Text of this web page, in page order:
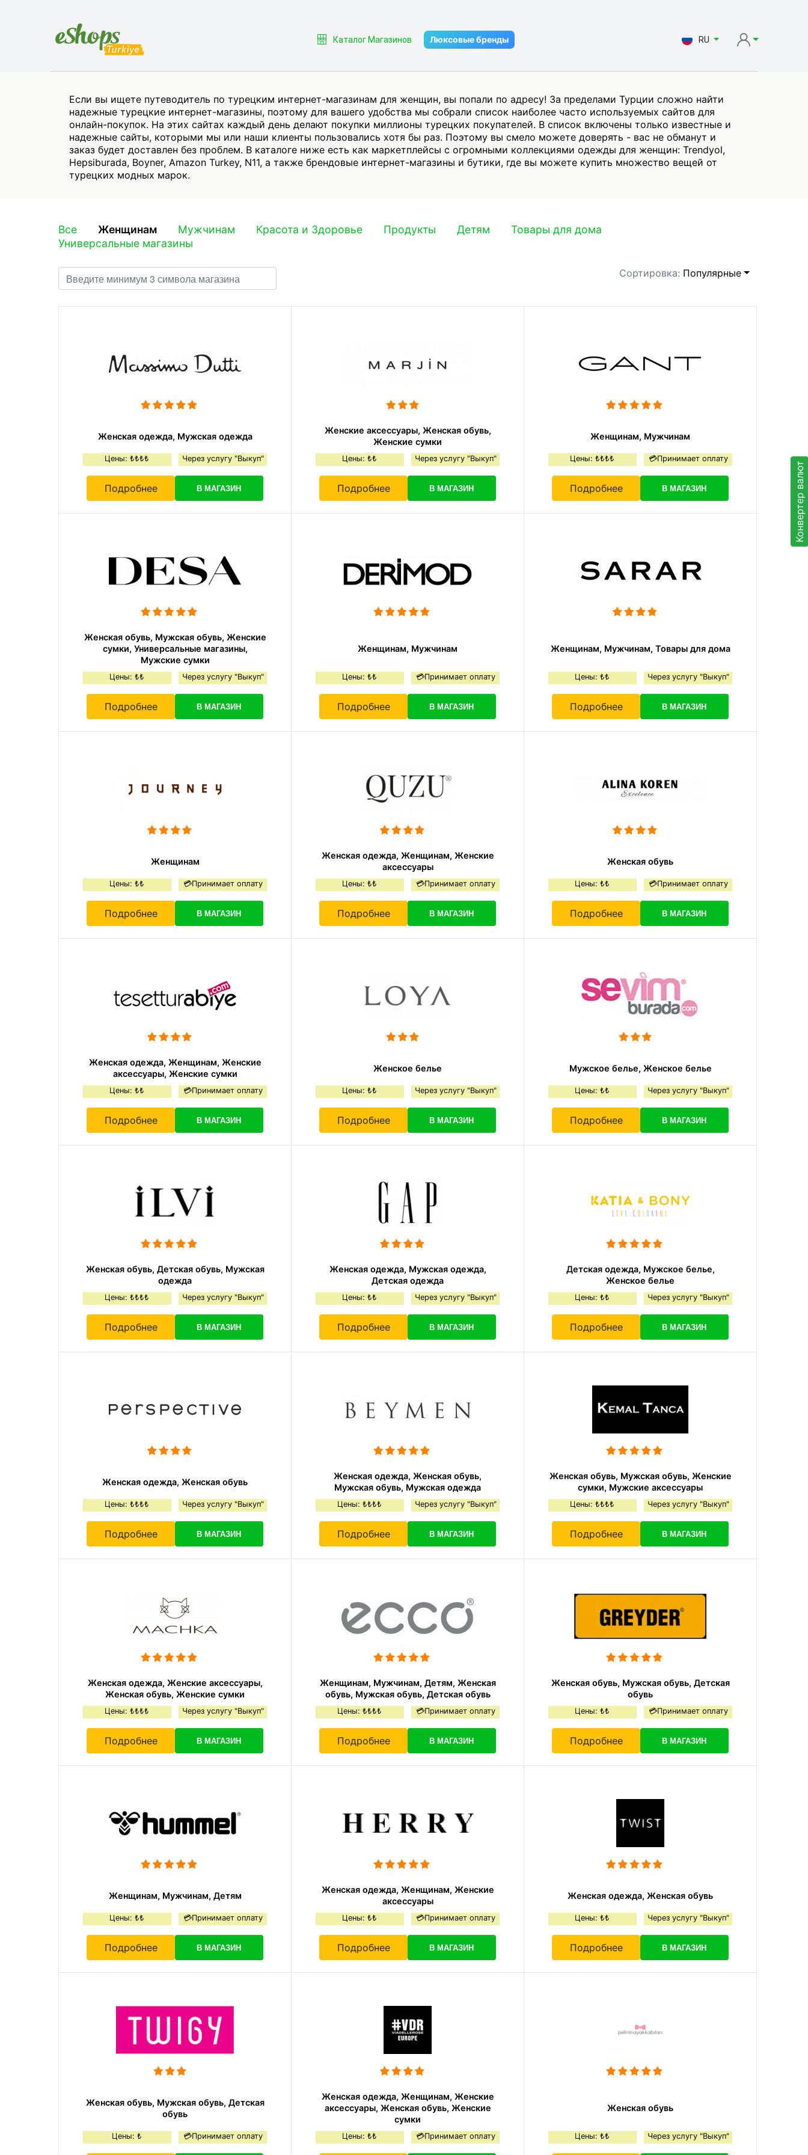
Каталог Магазинов Люксовые бренды RU
Если вы ищете путеводитель по турецким интернет-магазинам для женщин, вы попали по адресу! За пределами Турции сложно найти
надежные турецкие интернет-магазины, поэтому для вашего удобства мы собрали список наиболее часто используемых сайтов для
онлайн-покупок. На этих сайтах каждый день делают покупки миллионы турецких покупателей. В список включены только известные и
надежные сайты, которыми мы или наши клиенты пользовались хотя бы раз. Поэтому вы смело можете доверять - вас не обманут и
заказ будет доставлен без проблем. В каталоге ниже есть как маркетплейсы с огромными коллекциями одежды для женщин: Trendyol,
Hepsiburada, Boyner, Amazon Turkey, N11, а также брендовые интернет-магазины и бутики, где вы можете купить множество вещей от
турецких модных марок.
Все Женщинам Мужчинам Красота и Здоровье Продукты Детям
Товары для дома
Универсальные магазины
Сортировка: Популярные
Женская одежда, Мужская одежда
Цены: ₺₺₺₺ Через услугу "Выкуп"
Подробнее В МАГАЗИН
Женские аксессуары, Женская обувь,
Женские сумки
Цены: ₺₺ Через услугу "Выкуп"
Подробнее В МАГАЗИН
Женщинам, Мужчинам
Цены: ₺₺₺₺ 💳Принимает оплату
Подробнее В МАГАЗИН
Женская обувь, Мужская обувь, Женские
сумки, Универсальные магазины,
Мужские сумки
Цены: ₺₺ Через услугу "Выкуп"
Подробнее В МАГАЗИН
Женщинам, Мужчинам
Цены: ₺₺ 💳Принимает оплату
Подробнее В МАГАЗИН
Женщинам, Мужчинам, Товары для дома
Цены: ₺₺ Через услугу "Выкуп"
Подробнее В МАГАЗИН
Женщинам
Цены: ₺₺ 💳Принимает оплату
Подробнее В МАГАЗИН
Женская одежда, Женщинам, Женские
аксессуары
Цены: ₺₺ 💳Принимает оплату
Подробнее В МАГАЗИН
Женская обувь
Цены: ₺₺ 💳Принимает оплату
Подробнее В МАГАЗИН
Женская одежда, Женщинам, Женские
аксессуары, Женские сумки
Цены: ₺₺ 💳Принимает оплату
Подробнее В МАГАЗИН
Женское белье
Цены: ₺₺ Через услугу "Выкуп"
Подробнее В МАГАЗИН
Мужское белье, Женское белье
Цены: ₺₺ Через услугу "Выкуп"
Подробнее В МАГАЗИН
Женская обувь, Детская обувь, Мужская
одежда
Цены: ₺₺₺₺ Через услугу "Выкуп"
Подробнее В МАГАЗИН
Женская одежда, Мужская одежда,
Детская одежда
Цены: ₺₺ Через услугу "Выкуп"
Подробнее В МАГАЗИН
Детская одежда, Мужское белье,
Женское белье
Цены: ₺₺ Через услугу "Выкуп"
Подробнее В МАГАЗИН
Женская одежда, Женская обувь
Цены: ₺₺₺₺ Через услугу "Выкуп"
Подробнее В МАГАЗИН
Женская одежда, Женская обувь,
Мужская обувь, Мужская одежда
Цены: ₺₺₺₺ Через услугу "Выкуп"
Подробнее В МАГАЗИН
Женская обувь, Мужская обувь, Женские
сумки, Мужские аксессуары
Цены: ₺₺₺₺ Через услугу "Выкуп"
Подробнее В МАГАЗИН
Женская одежда, Женские аксессуары,
Женская обувь, Женские сумки
Цены: ₺₺₺₺ Через услугу "Выкуп"
Подробнее В МАГАЗИН
Женщинам, Мужчинам, Детям, Женская
обувь, Мужская обувь, Детская обувь
Цены: ₺₺₺₺ 💳Принимает оплату
Подробнее В МАГАЗИН
Женская обувь, Мужская обувь, Детская
обувь
Цены: ₺₺ 💳Принимает оплату
Подробнее В МАГАЗИН
Женщинам, Мужчинам, Детям
Цены: ₺₺ 💳Принимает оплату
Подробнее В МАГАЗИН
Женская одежда, Женщинам, Женские
аксессуары
Цены: ₺₺ 💳Принимает оплату
Подробнее В МАГАЗИН
Женская одежда, Женская обувь
Цены: ₺₺ Через услугу "Выкуп"
Подробнее В МАГАЗИН
Женская обувь, Мужская обувь, Детская
обувь
Цены: ₺ 💳Принимает оплату
Женская одежда, Женщинам, Женские
аксессуары, Женская обувь, Женские
сумки
Цены: ₺₺ 💳Принимает оплату
Женская обувь
Цены: ₺₺ Через услугу "Выкуп"
Конвертер валют